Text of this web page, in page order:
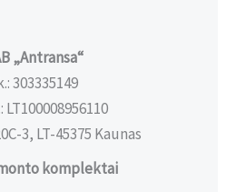
„Antransa“
303335149
LT100008956110
3, LT-45375 Kaunas
komplektai